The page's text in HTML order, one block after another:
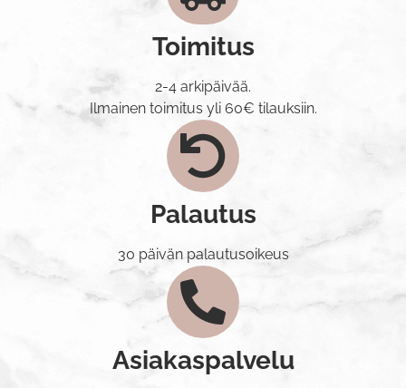
Toimitus
2-4 arkipäivää.
Ilmainen toimitus yli 60€ tilauksiin.
Palautus
30 päivän palautusoikeus
Asiakaspalvelu